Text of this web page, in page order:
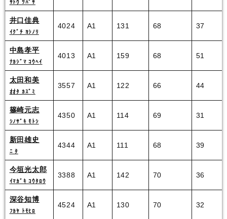
ｻﾄｳ ﾂﾊﾞｻ
井口佳典
ｲｸﾞﾁ ﾖｼﾉﾘ
4024 A1 131 68 37
中島孝平
ﾅｶｼﾞﾏ ｺｳﾍｲ
4013 A1 159 68 51
太田和美
ｵｵﾀ ｶｽﾞﾐ
3557 A1 122 66 44
篠崎元志
ｼﾉｻﾞｷ ﾓﾄｼ
4350 A1 114 69 31
新田雄史
ﾆ ﾀ
4344 A1 111 68 39
今垣光太郎
ｲﾏｶﾞｷ ｺｳﾀﾛｳ
3388 A1 142 70 36
深谷知博
ﾌｶﾔ ﾄﾓﾋﾛ
4524 A1 130 70 32